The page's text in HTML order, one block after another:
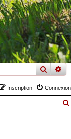
Connexion
Inscription